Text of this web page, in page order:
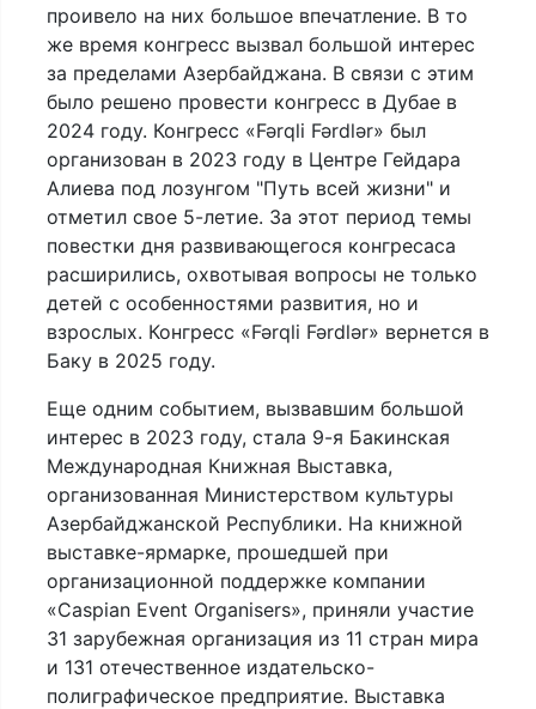
проивело на них большое впечатление. В то
же время конгресс вызвал большой интерес
за пределами Азербайджана. В связи с этим
было решено провести конгресс в Дубае в
2024 году. Конгресс «Fərqli Fərdlər» был
организован в 2023 году в Центре Гейдара
Алиева под лозунгом "Путь всей жизни" и
отметил свое 5-летие. За этот период темы
повестки дня развивающегося конгресаса
расширились, охвотывая вопросы не только
детей с особенностями развития, но и
взрослых. Конгресс «Fərqli Fərdlər» вернется в
Баку в 2025 году.
Еще одним событием, вызвавшим большой
интерес в 2023 году, стала 9-я Бакинская
Международная Книжная Выставка,
организованная Министерством культуры
Азербайджанской Республики. На книжной
выставке-ярмарке, прошедшей при
организационной поддержке компании
«Caspian Event Organisers», приняли участие
31 зарубежная организация из 11 стран мира
и 131 отечественное издательско-
полиграфическое предприятие. Выставка